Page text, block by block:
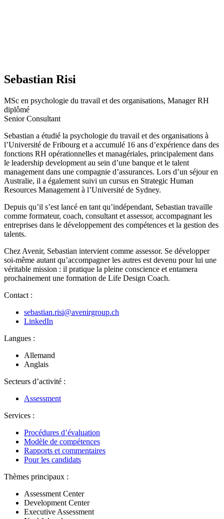
Sebastian Risi
MSc en psychologie du travail et des organisations, Manager RH
diplômé
Senior Consultant
Sebastian a étudié la psychologie du travail et des organisations à
l’Université de Fribourg et a accumulé 16 ans d’expérience dans des
fonctions RH opérationnelles et managériales, principalement dans
le leadership development au sein d’une banque et le talent
management dans une compagnie d’assurances. Lors d’un séjour en
Australie, il a également suivi un cursus en Strategic Human
Resources Management à l’Université de Sydney.
Depuis qu’il s’est lancé en tant qu’indépendant, Sebastian travaille
comme formateur, coach, consultant et assessor, accompagnant les
entreprises dans le développement des compétences et la gestion des
talents.
Chez Avenir, Sebastian intervient comme assessor. Se développer
soi-même autant qu’accompagner les autres est devenu pour lui une
véritable mission : il pratique la pleine conscience et entamera
prochainement une formation de Life Design Coach.
Contact :
sebastian.risi@avenirgroup.ch
LinkedIn
Langues :
Allemand
Anglais
Secteurs d’activité :
Assessment
Services :
Procédures d’évaluation
Modèle de compétences
Rapports et commentaires
Pour les candidats
Thèmes principaux :
Assessment Center
Development Center
Executive Assessment